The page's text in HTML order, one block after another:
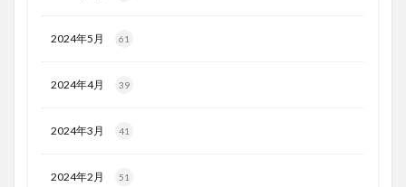
2024年5月 61
2024年4月 39
2024年3月 41
2024年2月 51